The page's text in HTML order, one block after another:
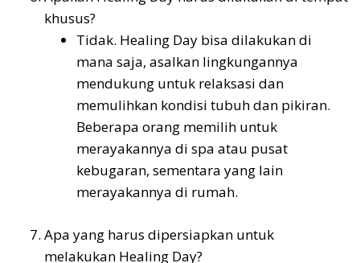
khusus?
Tidak. Healing Day bisa dilakukan di
mana saja, asalkan lingkungannya
mendukung untuk relaksasi dan
memulihkan kondisi tubuh dan pikiran.
Beberapa orang memilih untuk
merayakannya di spa atau pusat
kebugaran, sementara yang lain
merayakannya di rumah.
Apa yang harus dipersiapkan untuk
melakukan Healing Day?